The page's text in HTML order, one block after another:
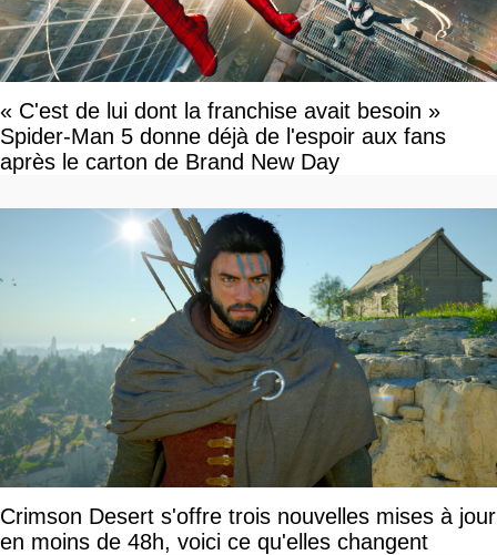
« C'est de lui dont la franchise avait besoin »
Spider-Man 5 donne déjà de l'espoir aux fans
après le carton de Brand New Day
Crimson Desert s'offre trois nouvelles mises à jour
en moins de 48h, voici ce qu'elles changent